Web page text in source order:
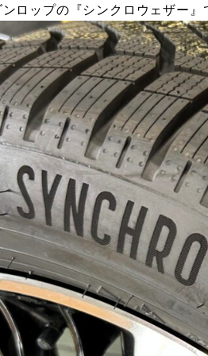
ロップの『シンクロウェザー』